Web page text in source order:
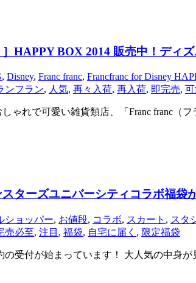
HAPPY BOX 2014 販売中！ディ
, Disney, Franc franc, Francfranc for Disney
ンフラン, 人気, 再々入荷, 再入荷, 即完売,
ゃれで可愛い雑貨類店、「Franc franc（
ターズユニバーシティコラボ福袋
ショッパー, お値段, コラボ, スカート , スタ
売必至, 注目 , 福袋, 自宅に届く , 限定福袋
の受付が始まっています！ 大人気の中身